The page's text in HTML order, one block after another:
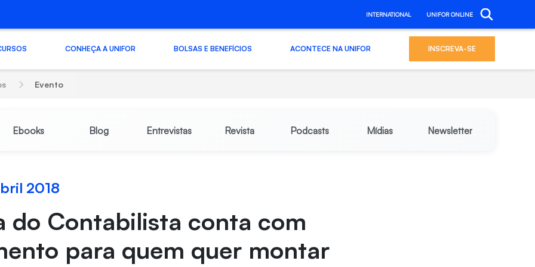
INTERNATIONAL UNIFOR ONLINE
CONHEÇA A UNIFOR BOLSAS E BENEFÍCIOS ACONTECE NA UNIFOR INSCREVA-SE
Evento
Ebooks Blog Entrevistas Revista Podcasts Mídias Newsletter
2018
do Contabilista conta com
para quem quer montar